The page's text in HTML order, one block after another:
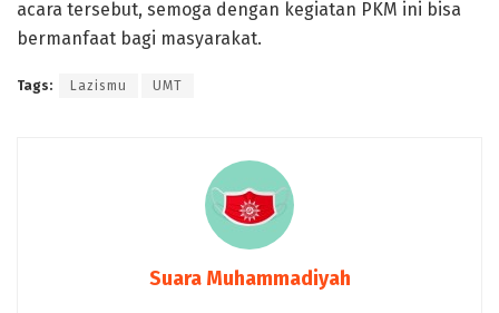
acara tersebut, semoga dengan kegiatan PKM ini bisa
bermanfaat bagi masyarakat.
Tags: Lazismu UMT
Suara Muhammadiyah